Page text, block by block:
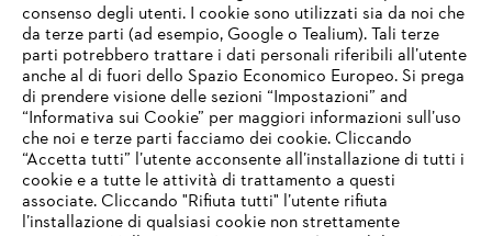
IHR BROWSER WIRD NICHT
UNTERSTÜTZT
consenso degli utenti. I cookie sono utilizzati sia da noi che
da terze parti (ad esempio, Google o Tealium). Tali terze
parti potrebbero trattare i dati personali riferibili all’utente
anche al di fuori dello Spazio Economico Europeo. Si prega
di prendere visione delle sezioni “Impostazioni” and
“Informativa sui Cookie” per maggiori informazioni sull’uso
che noi e terze parti facciamo dei cookie. Cliccando
“Accetta tutti” l’utente acconsente all’installazione di tutti i
cookie e a tutte le attività di trattamento a questi
associate. Cliccando "Rifiuta tutti" l’utente rifiuta
l’installazione di qualsiasi cookie non strettamente